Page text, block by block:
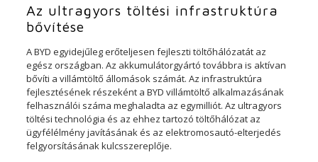
Az ultragyors töltési infrastruktúra
bővítése
A BYD egyidejűleg erőteljesen fejleszti töltőhálózatát az
egész országban. Az akkumulátorgyártó továbbra is aktívan
bővíti a villámtöltő állomások számát. Az infrastruktúra
fejlesztésének részeként a BYD villámtöltő alkalmazásának
felhasználói száma meghaladta az egymilliót. Az ultragyors
töltési technológia és az ehhez tartozó töltőhálózat az
ügyfélélmény javításának és az elektromosautó-elterjedés
felgyorsításának kulcsszereplője.